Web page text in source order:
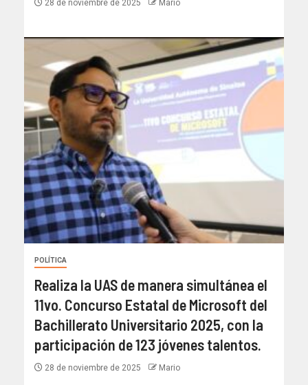
28 de noviembre de 2025 Mario
POLÍTICA
Realiza la UAS de manera simultánea el
11vo. Concurso Estatal de Microsoft del
Bachillerato Universitario 2025, con la
participación de 123 jóvenes talentos.
28 de noviembre de 2025 Mario